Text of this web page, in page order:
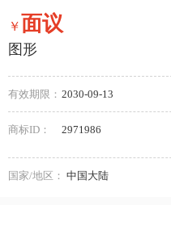
￥面议
图形
有效期限： 2030-09-13
商标ID： 2971986
国家/地区： 中国大陆